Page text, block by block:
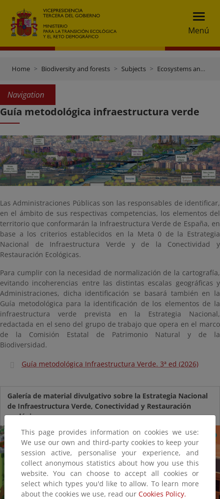
Menú
Home Biodiversity and forests Subjects Ecosystems and connectivity
Navigation
Guía metodológica infraestructura verde
Las Administraciones Públicas son las responsables de identificar,
en el ámbito de sus respectivas competencias, los elementos del
territorio que conformarán la Infraestructura Verde de España, en
base a los criterios establecidos en la Meta 0 de la Estrategia
Nacional de Infraestructura Verde y de la Conectividad y
Restauración Ecológicas.
Para cumplir con la necesidad de normalización de la cartografía,
evitando incoherencias entre las distintas escalas geográficas y
Administraciones, dicha identificación se basará también en la
Guía metodológica para la identificación de los elementos de la
infraestructura verde prevista en la Estrategia Nacional,
redactada en el seno del grupo de trabajo que opera en el marco
de la Comisión Estatal de Patrimonio Natural y de la
Biodiversidad.
Guía metodológica Infraestructura Verde. 3ª ed (2026)
Galería de material divulgativo sobre la Estrategia Nacional
de Infraestructura Verde, Conectividad y Restauración
ecológicas
This page provides information on cookies we use:
We use our own and third-party cookies to keep your
session active, personalise your experience, and
collect anonymous statistics about how you use this
website. You can choose to accept all cookies or
select which types you'd like to allow. To learn more
about the cookies we use, read our Cookies Policy.